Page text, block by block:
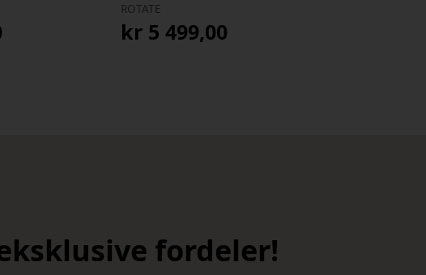
ROTATE
kr 5 499,00
fordeler!